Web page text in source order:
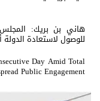
هاني بن بريك: المجلس
للوصول لاستعادة
Day Amid Total
Public Engagement.